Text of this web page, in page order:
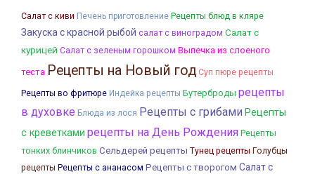
Салат с киви Печень приготовление Рецепты блюд в кляре
Закуска с красной рыбой салат с виноградом Салат с
курицей Салат с зеленым горошком Выпечка из слоеного
теста Рецепты на Новый год Суп пюре рецепты
Рецепты во фритюре Индейка рецепты Бутерброды рецепты
в духовке Блюда из лося Рецепты с грибами Рецепты
с креветками рецепты на День Рождения Рецепты
тонких блинчиков Сельдерей рецепты Тунец рецепты Голубцы
рецепты Рецепты с ананасом Рецепты с творогом Салат с